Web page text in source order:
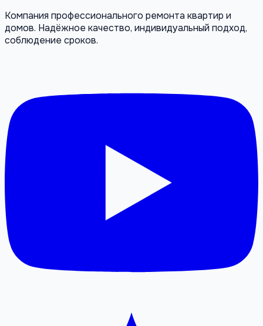
Компания профессионального ремонта квартир и
домов. Надёжное качество, индивидуальный подход,
соблюдение сроков.